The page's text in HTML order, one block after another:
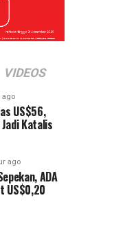
VIDEOS
ago
US$56,
Katalis
ago
ADA
US$0,20